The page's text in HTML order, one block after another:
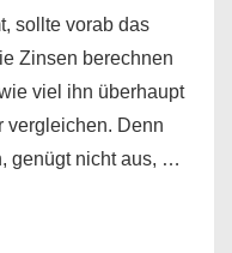
sollte vorab das
Zinsen berechnen
viel ihn überhaupt
vergleichen. Denn
genügt nicht aus, …